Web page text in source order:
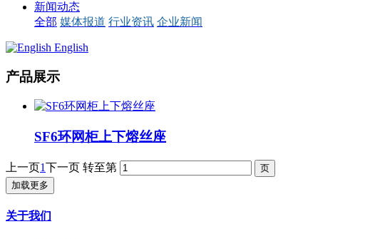
新闻动态
全部 媒体报道 行业资讯 企业新闻
English
产品展示
SF6环网柜上下熔丝座
上一页1下一页 转至第
加载更多
关于我们